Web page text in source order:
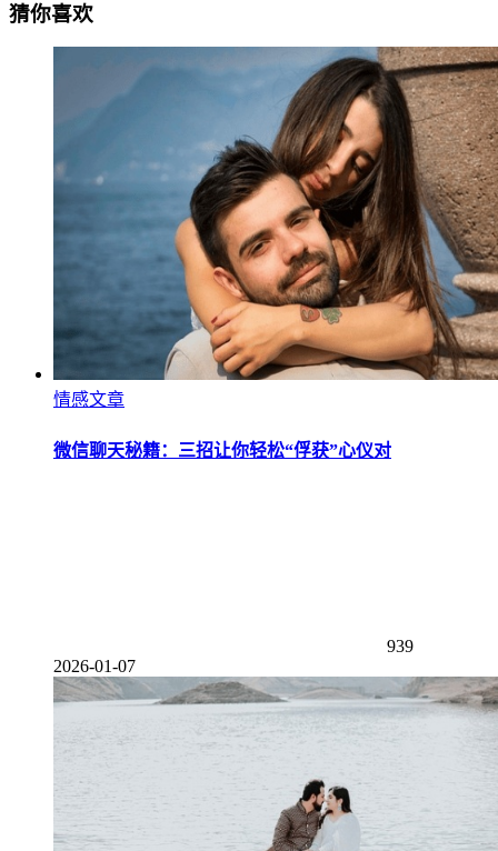
猜你喜欢
情感文章
微信聊天秘籍：三招让你轻松“俘获”心仪对
939
2026-01-07